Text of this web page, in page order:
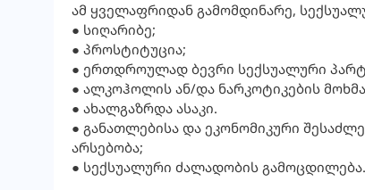
ამ ყველაფრიდან გამომდინარე,
● სიღარიბე;
● პროსტიტუცია;
● ერთდროულად ბევრი სექსუალური
● ალკოჰოლის ან/და ნარკოტიკების
● ახალგაზრდა ასაკი.
● განათლებისა და ეკონომიკური
არსებობა;
● სექსუალური ძალადობის გამოცდილება.